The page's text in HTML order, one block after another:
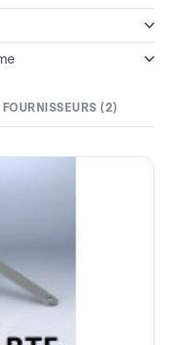
FOURNISSEURS (2)